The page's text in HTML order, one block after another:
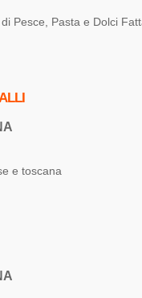
Pesce, Pasta e Dolci
e toscana